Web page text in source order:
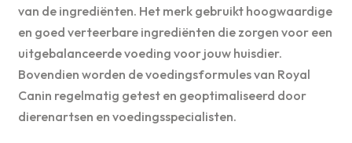
van de ingrediënten. Het merk gebruikt hoogwaardige
en goed verteerbare ingrediënten die zorgen voor een
uitgebalanceerde voeding voor jouw huisdier.
Bovendien worden de voedingsformules van Royal
Canin regelmatig getest en geoptimaliseerd door
dierenartsen en voedingsspecialisten.